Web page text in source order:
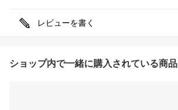
レビューを書く
ショップ内で一緒に購入されている商品